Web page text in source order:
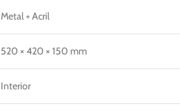
Metal + Acril
520 × 420 × 150 mm
Interior